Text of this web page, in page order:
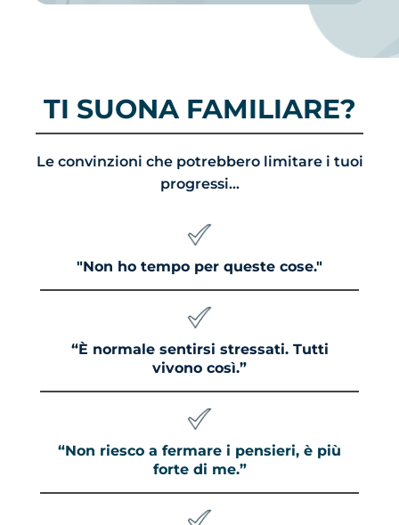
TI SUONA FAMILIARE?
Le convinzioni che potrebbero limitare i tuoi
progressi...
"Non ho tempo per queste cose."
“È normale sentirsi stressati. Tutti
vivono così.”
“Non riesco a fermare i pensieri, è più
forte di me.”